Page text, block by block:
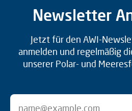
Newsletter
Jetzt für den AWI-
anmelden und regelmäßig
unserer Polar- und